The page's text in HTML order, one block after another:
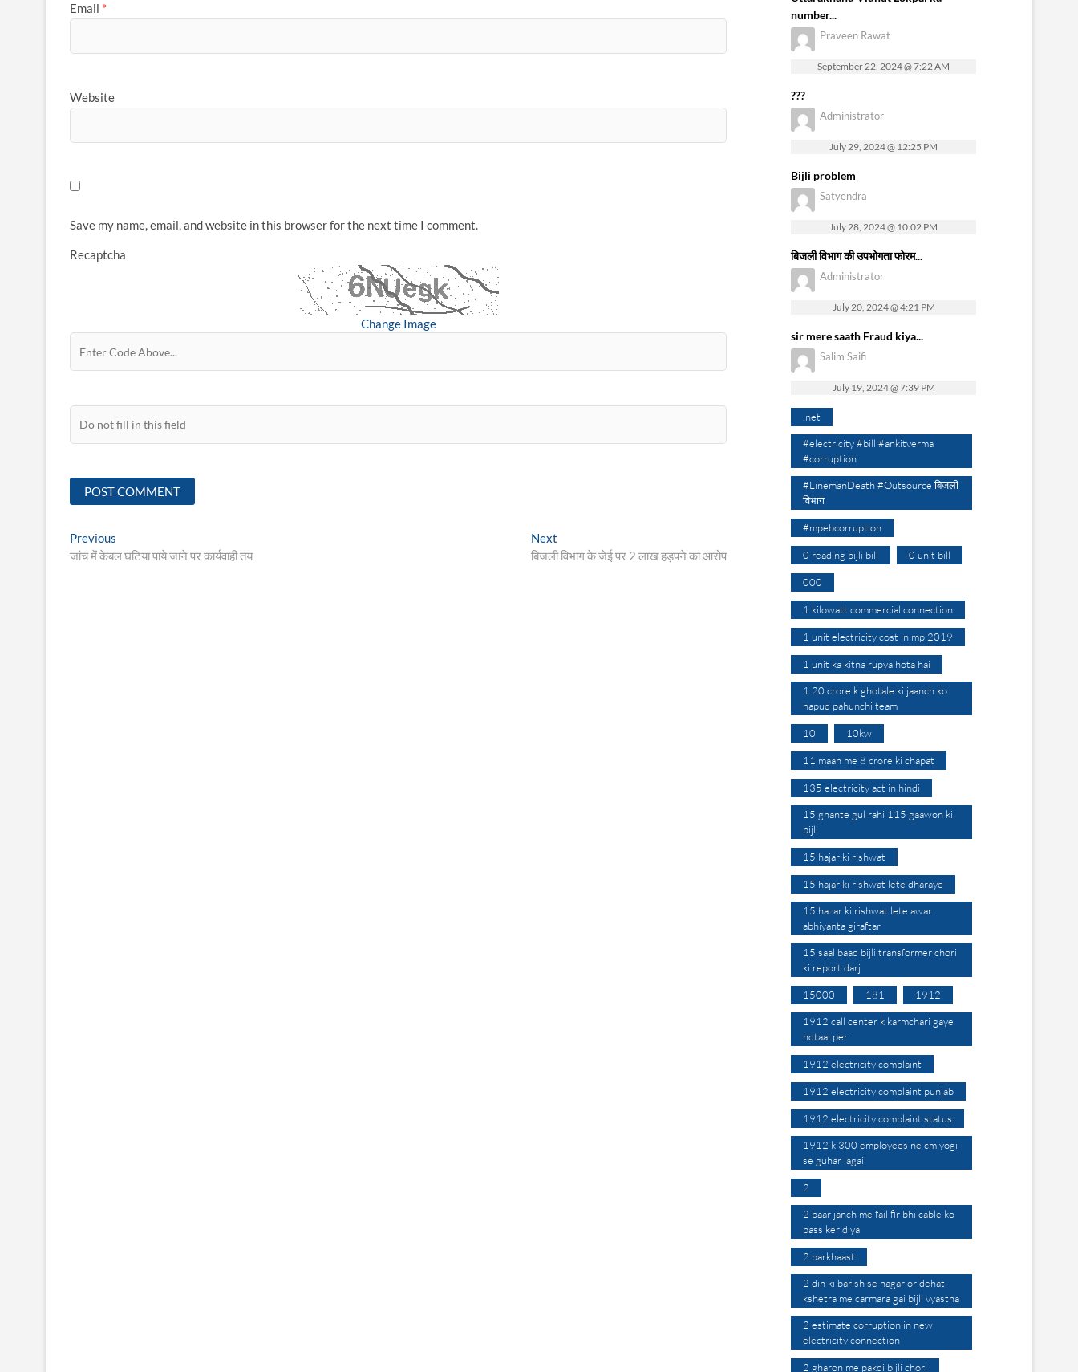
Email *
Website
Save my name, email, and website in this browser for the next time I comment.
Recaptcha
Change Image
Post
navigation
Previous
post:
जांच में केबल घटिया पाये जाने पर कार्यवाही तय
Next
post:
बिजली विभाग के जेई पर 2 लाख हड़पने का आरोप
number...
Praveen Rawat
September 22, 2024 @ 7:22 AM
???
Administrator
July 29, 2024 @ 12:25 PM
Bijli problem
Satyendra
July 28, 2024 @ 10:02 PM
बिजली विभाग की उपभोगता फोरम...
Administrator
July 20, 2024 @ 4:21 PM
sir mere saath Fraud kiya...
Salim Saifi
July 19, 2024 @ 7:39 PM
.net
#electricity #bill #ankitverma
#corruption
#LinemanDeath #Outsource बिजली
विभाग
#mpebcorruption
0 reading bijli bill 0 unit bill
000
1 kilowatt commercial connection
1 unit electricity cost in mp 2019
1 unit ka kitna rupya hota hai
1.20 crore k ghotale ki jaanch ko
hapud pahunchi team
10 10kw
11 maah me 8 crore ki chapat
135 electricity act in hindi
15 ghante gul rahi 115 gaawon ki
bijli
15 hajar ki rishwat
15 hajar ki rishwat lete dharaye
15 hazar ki rishwat lete awar
abhiyanta giraftar
15 saal baad bijli transformer chori
ki report darj
15000 181 1912
1912 call center k karmchari gaye
hdtaal per
1912 electricity complaint
1912 electricity complaint punjab
1912 electricity complaint status
1912 k 300 employees ne cm yogi
se guhar lagai
2
2 baar janch me fail fir bhi cable ko
pass ker diya
2 barkhaast
2 din ki barish se nagar or dehat
kshetra me carmara gai bijli vyastha
2 estimate corruption in new
electricity connection
2 gharon me pakdi bijli chori